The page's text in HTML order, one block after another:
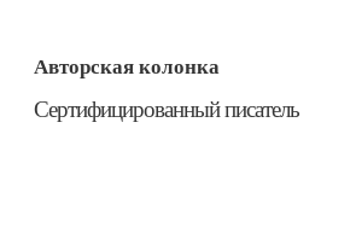
Авторская колонка
​Сертифицированный писатель